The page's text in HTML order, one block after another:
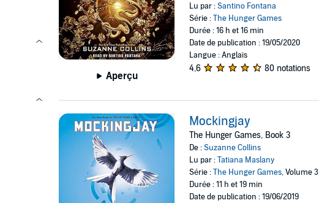
Aperçu
Lu par :Santino Fontana
Série :The Hunger Games
Durée : 16 h et 16 min
Date de publication : 19/05/2020
Langue : Anglais
4,6 80 notations
Mockingjay
The Hunger Games, Book 3
De :Suzanne Collins
Lu par :Tatiana Maslany
Série :The Hunger Games, Volume 3
Durée : 11 h et 19 min
Date de publication : 19/06/2019